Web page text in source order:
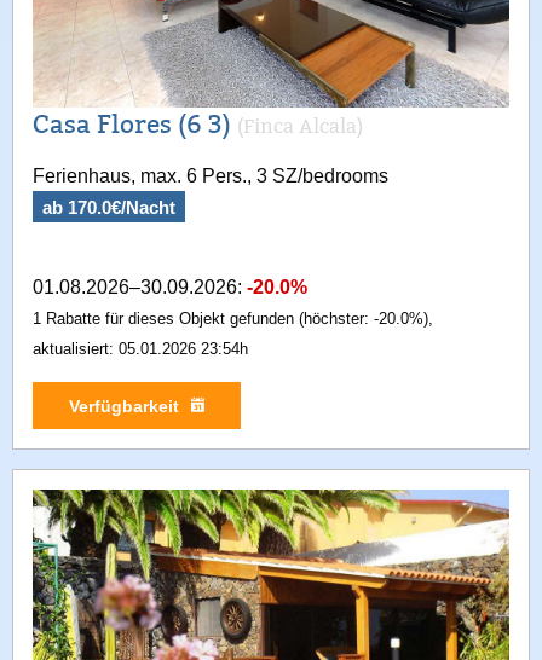
Casa Flores (6 3) (Finca Alcala)
Ferienhaus, max. 6 Pers., 3 SZ/bedrooms
ab 170.0€/Nacht
01.08.2026–30.09.2026: -20.0%
1 Rabatte für dieses Objekt gefunden (höchster: -20.0%),
aktualisiert: 05.01.2026 23:54h
Verfügbarkeit